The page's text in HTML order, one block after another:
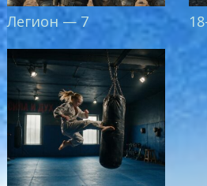
Легион — 7